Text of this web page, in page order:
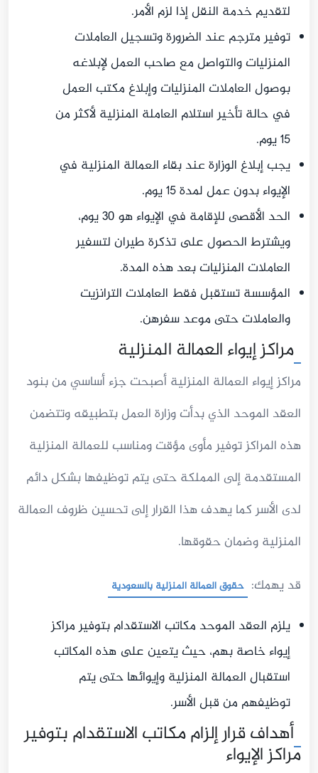
لتقديم خدمة النقل إذا لزم الأمر.
توفير مترجم عند الضرورة وتسجيل العاملات
المنزليات والتواصل مع صاحب العمل لإبلاغه
بوصول العاملات المنزليات وإبلاغ مكتب العمل
في حالة تأخير استلام العاملة المنزلية لأكثر من
15 يوم.
يجب إبلاغ الوزارة عند بقاء العمالة المنزلية في
الإيواء بدون عمل لمدة 15 يوم.
الحد الأقصى للإقامة في الإيواء هو 30 يوم،
ويشترط الحصول على تذكرة طيران لتسفير
العاملات المنزليات بعد هذه المدة.
المؤسسة تستقبل فقط العاملات الترانزيت
والعاملات حتى موعد سفرهن.
مراكز إيواء العمالة المنزلية
مراكز إيواء العمالة المنزلية أصبحت جزء أساسي من بنود
العقد الموحد الذي بدأت وزارة العمل بتطبيقه وتتضمن
هذه المراكز توفير مأوى مؤقت ومناسب للعمالة المنزلية
المستقدمة إلى المملكة حتى يتم توظيفها بشكل دائم
لدى الأسر كما يهدف هذا القرار إلى تحسين ظروف العمالة
المنزلية وضمان حقوقها.
قد يهمك: حقوق العمالة المنزلية بالسعودية
يلزم العقد الموحد مكاتب الاستقدام بتوفير مراكز
إيواء خاصة بهم، حيث يتعين على هذه المكاتب
استقبال العمالة المنزلية وإيوائها حتى يتم
توظيفهم من قبل الأسر.
أهداف قرار إلزام مكاتب الاستقدام بتوفير
مراكز الإيواء